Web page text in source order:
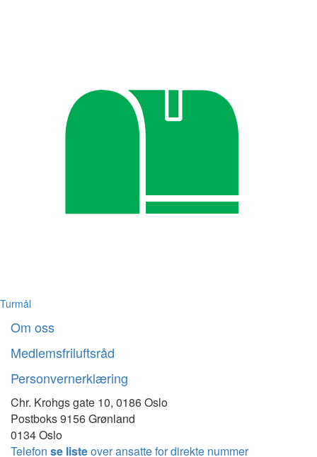
Turmål
Om oss
Medlemsfriluftsråd
Personvernerklæring
Chr. Krohgs gate 10, 0186 Oslo
Postboks 9156 Grønland
0134 Oslo
Telefon se listeover ansatte for direkte nummer